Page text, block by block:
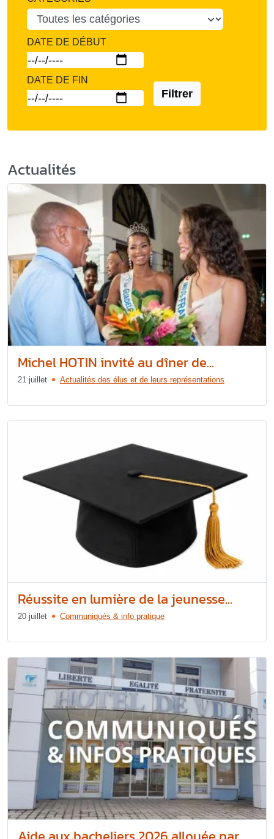
DATE DE DÉBUT
DATE DE FIN
Filtrer
Actualités
Michel HOTIN invité au dîner de...
21 juillet Actualités des élus et de leurs représentations
Réussite en lumière de la jeunesse...
20 juillet Communiqués & info pratique